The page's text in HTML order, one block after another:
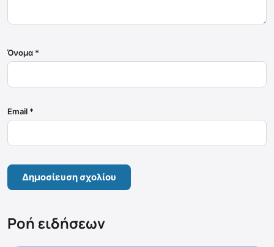
Όνομα *
Email *
Ροή ειδήσεων